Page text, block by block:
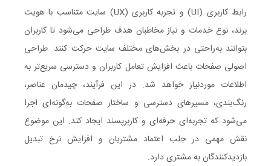
رابط کاربری (UI) و تجربه کاربری (UX) سایت متناسب با هویت
برند، نوع خدمات و نیاز مخاطبان هدف طراحی می‌شود تا کاربران
بتوانند به‌راحتی در بخش‌های مختلف سایت حرکت کنند. طراحی
اصولی صفحات باعث افزایش تعامل کاربران و دسترسی سریع‌تر به
اطلاعات موردنیاز خواهد شد. در این فرآیند، چیدمان عناصر،
رنگ‌بندی، مسیرهای دسترسی و ساختار صفحات به‌گونه‌ای اجرا
می‌شود که تجربه‌ای حرفه‌ای و کاربرپسند ایجاد کند. این موضوع
نقش مهمی در جلب اعتماد مشتریان و افزایش نرخ تبدیل
بازدیدکنندگان به مشتری دارد.